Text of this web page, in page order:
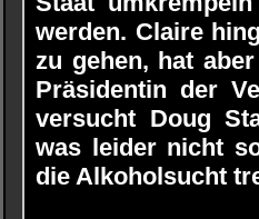
werden. Claire
zu gehen, hat
Präsidentin der
versucht Doug
was leider nicht
die Alkoholsucht